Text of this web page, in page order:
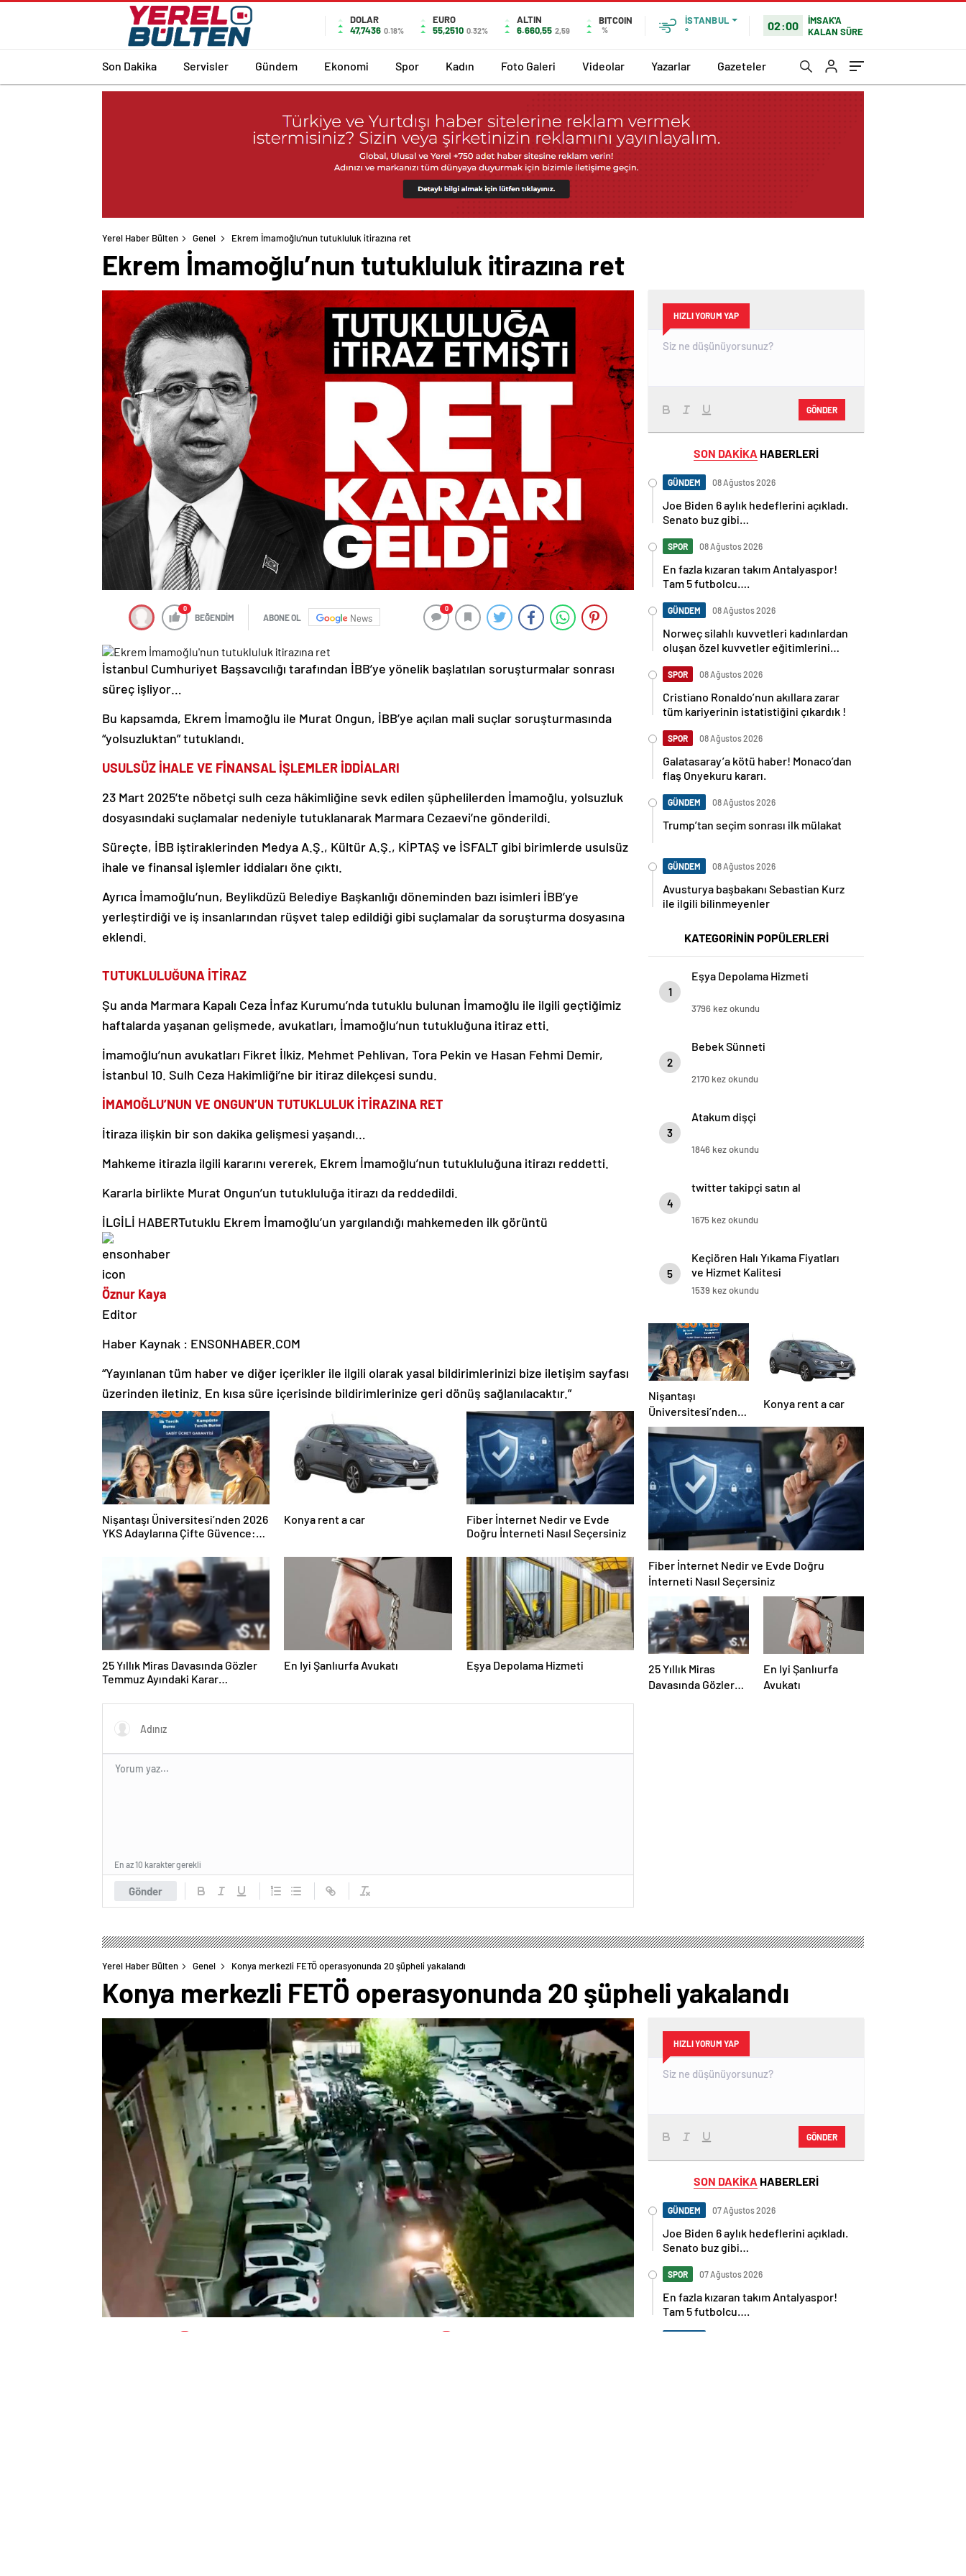
DOLAR
47,7436 0.18%
EURO
55,2510 0.32%
ALTIN
6.660,55 2,59
BITCOIN
%
İSTANBUL
°
02:00
İMSAK'A
KALAN SÜRE
Son Dakika Servisler Gündem Ekonomi Spor Kadın Foto Galeri Videolar Yazarlar Gazeteler
Yerel Haber Bülten Genel Ekrem İmamoğlu’nun tutukluluk itirazına ret
Ekrem İmamoğlu’nun tutukluluk itirazına ret
0
BEĞENDİM ABONE OL News
0
İstanbul Cumhuriyet Başsavcılığı tarafından İBB’ye yönelik başlatılan soruşturmalar sonrası
süreç işliyor…
Bu kapsamda, Ekrem İmamoğlu ile Murat Ongun, İBB’ye açılan mali suçlar soruşturmasında
“yolsuzluktan” tutuklandı.
USULSÜZ İHALE VE FİNANSAL İŞLEMLER İDDİALARI
23 Mart 2025’te nöbetçi sulh ceza hâkimliğine sevk edilen şüphelilerden İmamoğlu, yolsuzluk
dosyasındaki suçlamalar nedeniyle tutuklanarak Marmara Cezaevi’ne gönderildi.
Süreçte, İBB iştiraklerinden Medya A.Ş., Kültür A.Ş., KİPTAŞ ve İSFALT gibi birimlerde usulsüz
ihale ve finansal işlemler iddiaları öne çıktı.
Ayrıca İmamoğlu’nun, Beylikdüzü Belediye Başkanlığı döneminden bazı isimleri İBB’ye
yerleştirdiği ve iş insanlarından rüşvet talep edildiği gibi suçlamalar da soruşturma dosyasına
eklendi.
TUTUKLULUĞUNA İTİRAZ
Şu anda Marmara Kapalı Ceza İnfaz Kurumu’nda tutuklu bulunan İmamoğlu ile ilgili geçtiğimiz
haftalarda yaşanan gelişmede, avukatları, İmamoğlu’nun tutukluğuna itiraz etti.
İmamoğlu’nun avukatları Fikret İlkiz, Mehmet Pehlivan, Tora Pekin ve Hasan Fehmi Demir,
İstanbul 10. Sulh Ceza Hakimliği’ne bir itiraz dilekçesi sundu.
İMAMOĞLU’NUN VE ONGUN’UN TUTUKLULUK İTİRAZINA RET
İtiraza ilişkin bir son dakika gelişmesi yaşandı…
Mahkeme itirazla ilgili kararını vererek, Ekrem İmamoğlu’nun tutukluluğuna itirazı reddetti.
Kararla birlikte Murat Ongun’un tutukluluğa itirazı da reddedildi.
İLGİLİ HABERTutuklu Ekrem İmamoğlu’un yargılandığı mahkemeden ilk görüntü
Öznur Kaya
Editor
Haber Kaynak : ENSONHABER.COM
“Yayınlanan tüm haber ve diğer içerikler ile ilgili olarak yasal bildirimlerinizi bize iletişim sayfası
üzerinden iletiniz. En kısa süre içerisinde bildirimlerinize geri dönüş sağlanılacaktır.”
Nişantaşı Üniversitesi’nden 2026
YKS Adaylarına Çifte Güvence:
Konya rent a car
Fiber İnternet Nedir ve Evde
Doğru İnterneti Nasıl Seçersiniz
25 Yıllık Miras Davasında Gözler
Temmuz Ayındaki Karar
En Iyi Şanlıurfa Avukatı Eşya Depolama Hizmeti
Gönder
En az 10 karakter gerekli
HIZLI YORUM YAP
GÖNDER
SON DAKİKA HABERLERİ
GÜNDEM 08 Ağustos 2026
Joe Biden 6 aylık hedeflerini açıkladı.
Senato buz gibi…
SPOR 08 Ağustos 2026
En fazla kızaran takım Antalyaspor!
Tam 5 futbolcu….
GÜNDEM 08 Ağustos 2026
Norweç silahlı kuvvetleri kadınlardan
oluşan özel kuvvetler eğitimlerini
SPOR 08 Ağustos 2026
Cristiano Ronaldo’nun akıllara zarar
tüm kariyerinin istatistiğini çıkardık !
SPOR 08 Ağustos 2026
Galatasaray’a kötü haber! Monaco’dan
flaş Onyekuru kararı.
GÜNDEM 08 Ağustos 2026
Trump’tan seçim sonrası ilk mülakat
GÜNDEM 08 Ağustos 2026
Avusturya başbakanı Sebastian Kurz
ile ilgili bilinmeyenler
KATEGORİNİN POPÜLERLERİ
1
Eşya Depolama Hizmeti
3796 kez okundu
2
Bebek Sünneti
2170 kez okundu
3
Atakum dişçi
1846 kez okundu
4
twitter takipçi satın al
1675 kez okundu
5
Keçiören Halı Yıkama Fiyatları
ve Hizmet Kalitesi
1539 kez okundu
Nişantaşı
Üniversitesi’nden
2026 YKS
Adaylarına Çifte
Güvence: Sabit
Ücret ve Kesintisiz
Burs
Konya rent a car
Fiber İnternet Nedir ve Evde Doğru
İnterneti Nasıl Seçersiniz
25 Yıllık Miras
Davasında Gözler
En Iyi Şanlıurfa
Avukatı
Yerel Haber Bülten Genel Konya merkezli FETÖ operasyonunda 20 şüpheli yakalandı
Konya merkezli FETÖ operasyonunda 20 şüpheli yakalandı
HIZLI YORUM YAP
GÖNDER
SON DAKİKA HABERLERİ
GÜNDEM 07 Ağustos 2026
Joe Biden 6 aylık hedeflerini açıkladı.
Senato buz gibi…
SPOR 07 Ağustos 2026
En fazla kızaran takım Antalyaspor!
Tam 5 futbolcu….